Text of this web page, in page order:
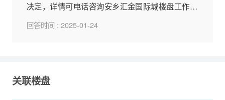
决定，详情可电话咨询安乡汇金国际城楼盘工作人
员：4006123572转209。
回答时间 : 2025-01-24
关联楼盘